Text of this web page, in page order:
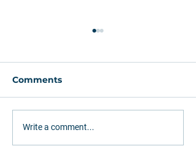
Como os
investimentos em
Comments
Write a comment...